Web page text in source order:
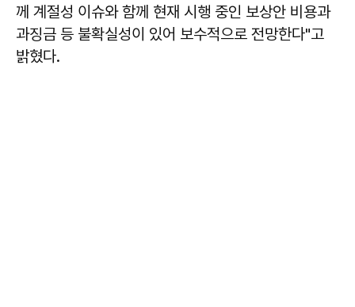
께 계절성 이슈와 함께 현재 시행 중인 보상안 비용과
과징금 등 불확실성이 있어 보수적으로 전망한다"고
밝혔다.